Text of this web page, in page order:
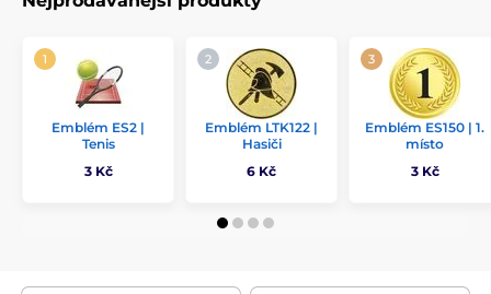
Emblém ES2 |
Tenis
3 Kč
Emblém LTK122 |
Hasiči
6 Kč
Emblém ES150 | 1.
místo
3 Kč